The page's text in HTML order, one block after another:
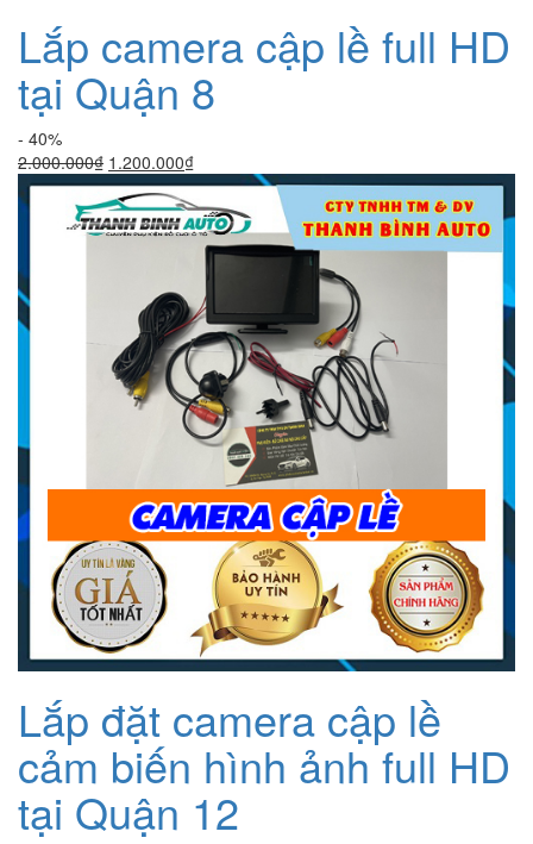
Lắp camera cập lề full HD
tại Quận 8
- 40%
2.000.000₫ Giá
gốc
là:
2.000.000₫.
1.200.000₫Giá
hiện
tại
là:
1.200.000₫.
Lắp đặt camera cập lề
cảm biến hình ảnh full HD
tại Quận 12